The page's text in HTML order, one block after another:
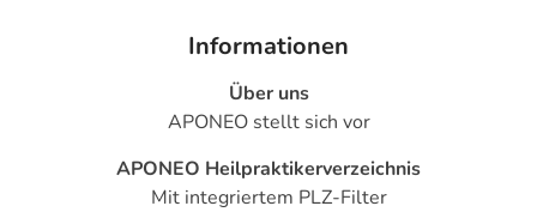
Informationen
Über uns
APONEO stellt sich vor
APONEO Heilpraktikerverzeichnis
Mit integriertem PLZ-Filter